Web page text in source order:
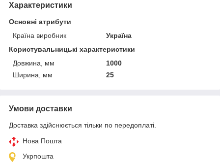
Характеристики
Основні атрибути
Країна виробник
Україна
Користувальницькі характеристики
Довжина, мм
1000
Ширина, мм
25
Умови доставки
Доставка здійснюється тільки по передоплаті.
Нова Пошта
Укрпошта